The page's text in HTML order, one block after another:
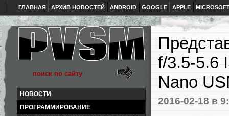
ГЛАВНАЯ АРХИВ НОВОСТЕЙ ANDROID GOOGLE APPLE
НОВОСТИ
ПРОГРАММИРОВАНИЕ
f/3.5-5.6
Nano
2016-02-18 в